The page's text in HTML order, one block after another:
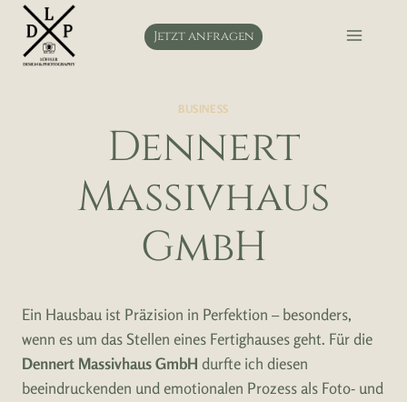
Zum
Inhalt
springen
Jetzt anfragen
BUSINESS
Dennert
Massivhaus
GmbH
Ein Hausbau ist Präzision in Perfektion – besonders,
wenn es um das Stellen eines Fertighauses geht. Für die
Dennert Massivhaus GmbH durfte ich diesen
beeindruckenden und emotionalen Prozess als Foto- und